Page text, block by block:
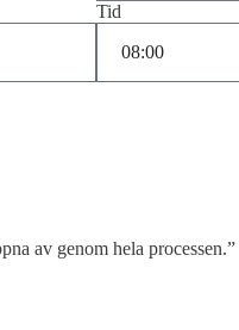
Tid
av genom hela processen.”